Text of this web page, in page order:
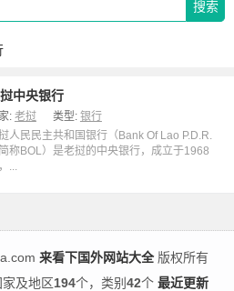
搜索
中央银行
: 老挝 类型: 银行
人民民主共和国银行（Bank Of Lao P.D.R.
称BOL）是老挝的中央银行，成立于1968
...
来看下国外网站大全版权所有
及地区194个，类别 42个 最近更新